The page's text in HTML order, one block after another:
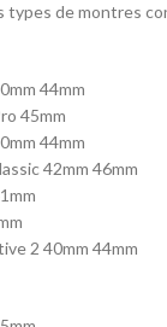
types de montres
44mm
45mm
44mm
42mm 46mm
2 40mm 44mm